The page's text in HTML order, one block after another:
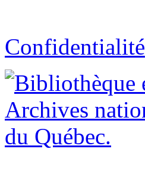
Confidentialité